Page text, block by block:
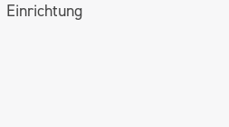
Einrichtung